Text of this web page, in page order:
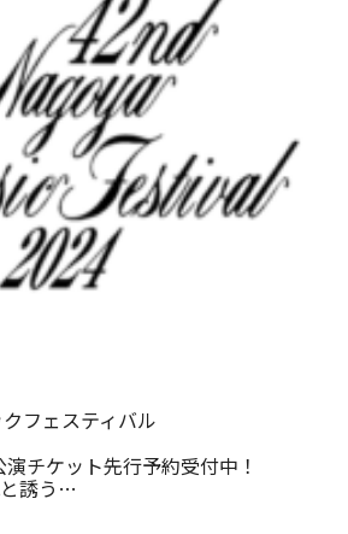
フェスティバル
チケット先行予約受付中！
誘う…